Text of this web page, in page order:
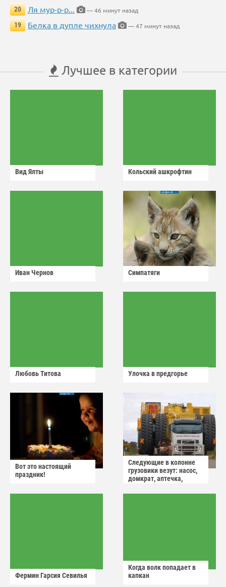
20
Ля мур-р-р...
— 46 минут назад
19
Белка в дупле чихнула — 47 минут назад
Лучшее в категории
Вид Ялты Кольский ашкрофтин
Иван Чернов Симпатяги
Любовь Титова Улочка в предгорье
Вот это настоящий
праздник!
Следующие в колонне
грузовики везут: насос,
домкрат, аптечка,
Фермин Гарсия Севилья
Когда волк попадает в
капкан